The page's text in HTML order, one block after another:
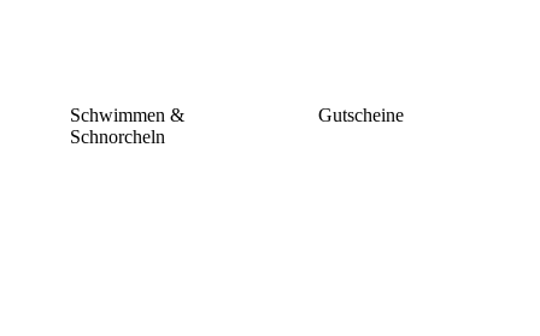
Schwimmen &
Schnorcheln
Gutscheine